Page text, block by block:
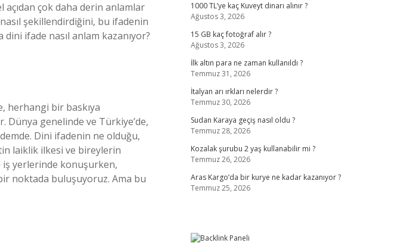
çok daha derin anlamlar
şekillendirdiğini, bu ifadenin
ifade nasıl anlam kazanıyor?
herhangi bir baskıya
Dünya genelinde ve Türkiye’de,
Dini ifadenin ne olduğu,
laiklik ilkesi ve bireylerin
iş yerlerinde konuşurken,
noktada buluşuyoruz. Ama bu
1000 TL’ye kaç Kuveyt dinarı alınır ?
Ağustos 3, 2026
15 GB kaç fotoğraf alır ?
Ağustos 3, 2026
İlk altın para ne zaman kullanıldı ?
Temmuz 31, 2026
İtalyan arı ırkları nelerdir ?
Temmuz 30, 2026
Sudan Karaya geçiş nasıl oldu ?
Temmuz 28, 2026
Kozalak şurubu 2 yaş kullanabilir mi ?
Temmuz 26, 2026
Aras Kargo’da bir kurye ne kadar kazanıyor ?
Temmuz 25, 2026